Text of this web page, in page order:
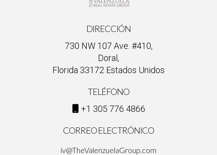
Sí, organizamos eventos de networking y seminarios
aprender y conectarse con otros profesionales del sector.
DIRECCIÓN
730 NW 107 Ave. #410,
Doral,
Florida 33172 Estados Unidos
TELÉFONO
+1 305 776 4866
CORREO ELECTRÓNICO
iv@TheValenzuelaGroup.com